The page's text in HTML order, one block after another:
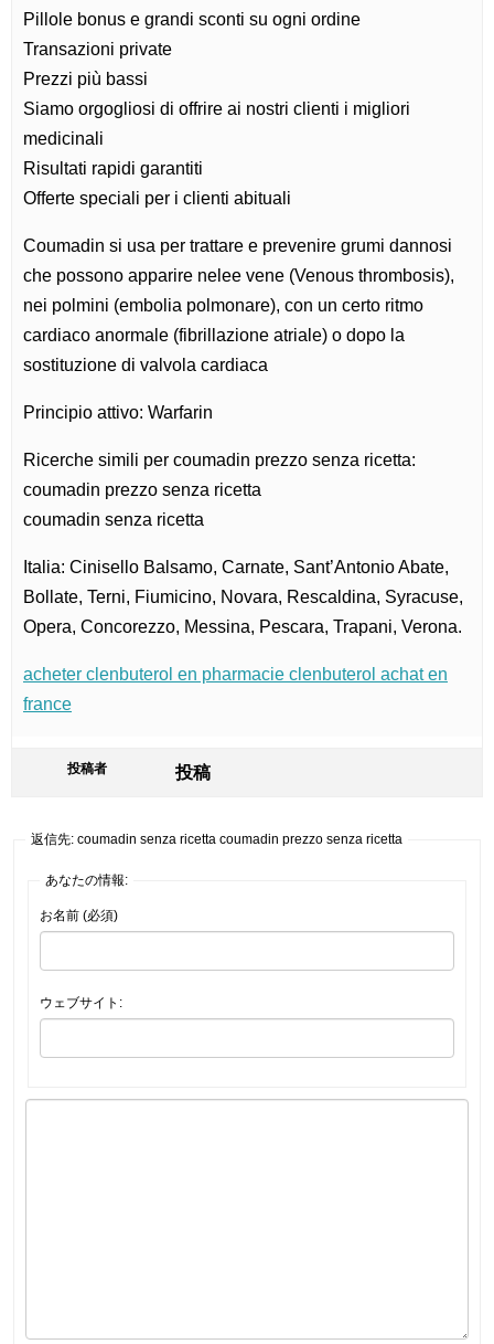
Pillole bonus e grandi sconti su ogni ordine
Transazioni private
Prezzi più bassi
Siamo orgogliosi di offrire ai nostri clienti i migliori
medicinali
Risultati rapidi garantiti
Offerte speciali per i clienti abituali
Coumadin si usa per trattare e prevenire grumi dannosi
che possono apparire nelee vene (Venous thrombosis),
nei polmini (embolia polmonare), con un certo ritmo
cardiaco anormale (fibrillazione atriale) o dopo la
sostituzione di valvola cardiaca
Principio attivo: Warfarin
Ricerche simili per coumadin prezzo senza ricetta:
coumadin prezzo senza ricetta
coumadin senza ricetta
Italia: Cinisello Balsamo, Carnate, Sant’Antonio Abate,
Bollate, Terni, Fiumicino, Novara, Rescaldina, Syracuse,
Opera, Concorezzo, Messina, Pescara, Trapani, Verona.
acheter clenbuterol en pharmacie clenbuterol achat en
france
投稿者 投稿
返信先: coumadin senza ricetta coumadin prezzo senza ricetta
あなたの情報:
お名前 (必須)
ウェブサイト: